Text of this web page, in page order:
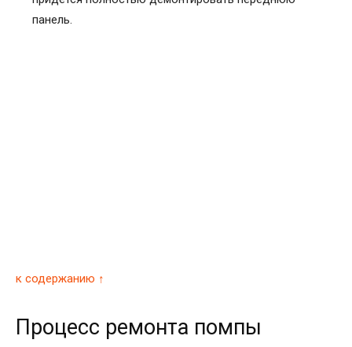
панель.
к содержанию ↑
Процесс ремонта помпы